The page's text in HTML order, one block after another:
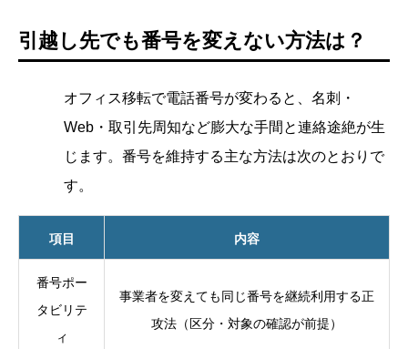
引越し先でも番号を変えない方法は？
オフィス移転で電話番号が変わると、名刺・
Web・取引先周知など膨大な手間と連絡途絶が生
じます。番号を維持する主な方法は次のとおりで
す。
項目 内容
番号ポー
タビリテ
ィ
事業者を変えても同じ番号を継続利用する正
攻法（区分・対象の確認が前提）